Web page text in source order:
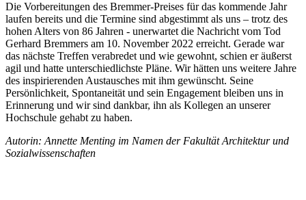
Die Vorbereitungen des Bremmer-Preises für das kommende Jahr
laufen bereits und die Termine sind abgestimmt als uns – trotz des
hohen Alters von 86 Jahren - unerwartet die Nachricht vom Tod
Gerhard Bremmers am 10. November 2022 erreicht. Gerade war
das nächste Treffen verabredet und wie gewohnt, schien er äußerst
agil und hatte unterschiedlichste Pläne. Wir hätten uns weitere Jahre
des inspirierenden Austausches mit ihm gewünscht. Seine
Persönlichkeit, Spontaneität und sein Engagement bleiben uns in
Erinnerung und wir sind dankbar, ihn als Kollegen an unserer
Hochschule gehabt zu haben.
Autorin: Annette Menting im Namen der Fakultät Architektur und
Sozialwissenschaften